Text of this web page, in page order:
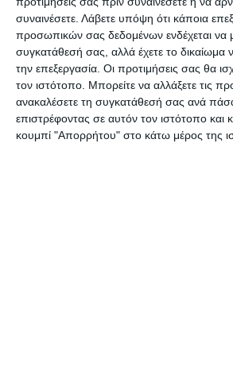
συναινέσετε. Λάβετε υπόψη ότι κάποια
προσωπικών σας δεδομένων ενδέχεται να
συγκατάθεσή σας, αλλά έχετε το δικαίωμα
την επεξεργασία. Οι προτιμήσεις σας θα
τον ιστότοπο. Μπορείτε να αλλάξετε τις
ανακαλέσετε τη συγκατάθεσή σας ανά
επιστρέφοντας σε αυτόν τον ιστότοπο και
κουμπί "Απορρήτου" στο κάτω μέρος της
βουνά και στο Ναυάγιο να είναι η
σταγόνα που θα γίνει η
διαφορετικό. Η αποψινή
για να μην υπάρξει κανένας
ανύποπτος, κανένας φορέας που
δεν γνωρίζει, κανένα μέσο
νησιού μας που θα σιωπά. Πρέπει